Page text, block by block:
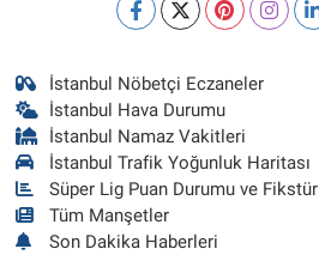
İstanbul Nöbetçi Eczaneler
İstanbul Hava Durumu
İstanbul Namaz Vakitleri
İstanbul Trafik Yoğunluk Haritası
Süper Lig Puan Durumu ve Fikstür
Tüm Manşetler
Son Dakika Haberleri